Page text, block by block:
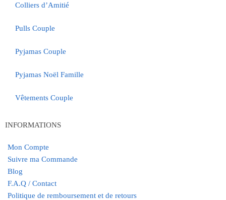
Colliers d’Amitié
Pulls Couple
Pyjamas Couple
Pyjamas Noël Famille
Vêtements Couple
INFORMATIONS
Mon Compte
Suivre ma Commande
Blog
F.A.Q / Contact
Politique de remboursement et de retours